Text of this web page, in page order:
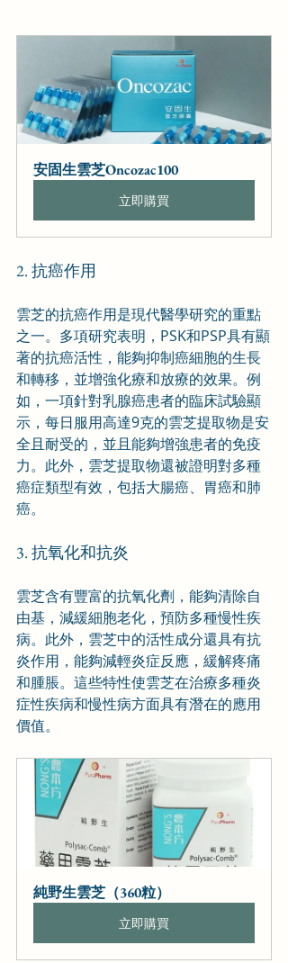
安固生雲芝Oncozac100
立即購買
2. 抗癌作用
雲芝的抗癌作用是現代醫學研究的重點
之一。多項研究表明，PSK和PSP具有顯
著的抗癌活性，能夠抑制癌細胞的生長
和轉移，並增強化療和放療的效果。例
如，一項針對乳腺癌患者的臨床試驗顯
示，每日服用高達9克的雲芝提取物是安
全且耐受的，並且能夠增強患者的免疫
力。此外，雲芝提取物還被證明對多種
癌症類型有效，包括大腸癌、胃癌和肺
癌。
3. 抗氧化和抗炎
雲芝含有豐富的抗氧化劑，能夠清除自
由基，減緩細胞老化，預防多種慢性疾
病。此外，雲芝中的活性成分還具有抗
炎作用，能夠減輕炎症反應，緩解疼痛
和腫脹。這些特性使雲芝在治療多種炎
症性疾病和慢性病方面具有潛在的應用
價值。
純野生雲芝（360粒）
立即購買